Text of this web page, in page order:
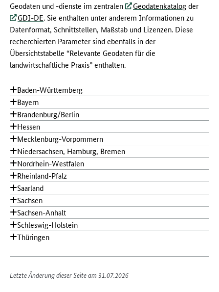
Geodaten und -dienste im zentralen
Geodatenkatalogder
GDI-DE. Sie enthalten unter anderem Informationen zu
Datenformat, Schnittstellen, Maßstab und Lizenzen. Diese
recherchierten Parameter sind ebenfalls in der
Übersichtstabelle “Relevante Geodaten für die
landwirtschaftliche Praxis” enthalten.
Baden-Württemberg
Bayern
Brandenburg/Berlin
Hessen
Mecklenburg-Vorpommern
Niedersachsen, Hamburg, Bremen
Nordrhein-Westfalen
Rheinland-Pfalz
Saarland
Sachsen
Sachsen-Anhalt
Schleswig-Holstein
Thüringen
Letzte Änderung dieser Seite am 31.07.2026